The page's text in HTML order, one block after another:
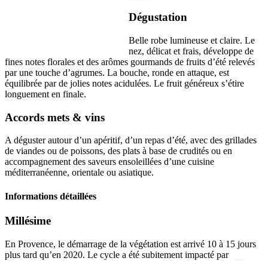
Dégustation
Belle robe lumineuse et claire. Le
nez, délicat et frais, développe de
fines notes florales et des arômes gourmands de fruits d’été relevés
par une touche d’agrumes. La bouche, ronde en attaque, est
équilibrée par de jolies notes acidulées. Le fruit généreux s’étire
longuement en finale.
Accords mets & vins
A déguster autour d’un apéritif, d’un repas d’été, avec des grillades
de viandes ou de poissons, des plats à base de crudités ou en
accompagnement des saveurs ensoleillées d’une cuisine
méditerranéenne, orientale ou asiatique.
Informations détaillées
Millésime
En Provence, le démarrage de la végétation est arrivé 10 à 15 jours
plus tard qu’en 2020. Le cycle a été subitement impacté par